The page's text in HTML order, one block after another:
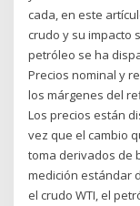
cada, en este
crudo y su impacto
petróleo se ha
Precios nominal y
los márgenes del
Los precios están
vez que el cambio
toma derivados de
medición estándar
el crudo WTI, el